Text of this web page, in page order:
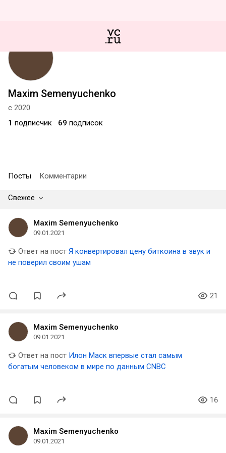
Maxim Semenyuchenko
с 2020
1 подписчик 69 подписок
Посты Комментарии
Свежее
Maxim Semenyuchenko
09.01.2021
Ответ на пост Я конвертировал цену биткоина в звук и
не поверил своим ушам
21
Maxim Semenyuchenko
09.01.2021
Ответ на пост Илон Маск впервые стал самым
богатым человеком в мире по данным CNBC
16
Maxim Semenyuchenko
09.01.2021